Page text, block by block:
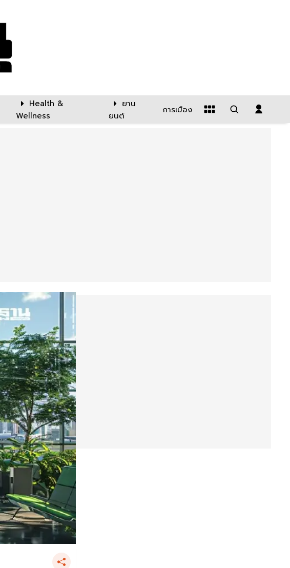
Health &
Wellness
ยาน
ยนต์
การเมือง